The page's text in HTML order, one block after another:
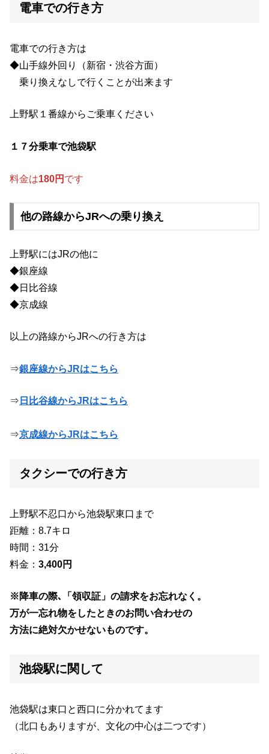
電車での行き方
電車での行き方は
◆山手線外回り（新宿・渋谷方面）
乗り換えなしで行くことが出来ます
上野駅１番線からご乗車ください
１７分乗車で池袋駅
料金は180円 です
他の路線からJRへの乗り換え
上野駅にはJRの他に
◆銀座線
◆日比谷線
◆京成線
以上の路線からJRへの行き方は
⇒銀座線からJRはこちら
⇒ 日比谷線からJRはこちら
⇒京成線からJRはこちら
タクシーでの行き方
上野駅不忍口から池袋駅東口まで
距離：8.7キロ
時間：31分
料金： 3,400円
※降車の際､「領収証」の請求をお忘れなく。
万が一忘れ物をしたときのお問い合わせの
方法に絶対欠かせないものです。
池袋駅に関して
池袋駅は東口と西口に分かれてます
（北口もありますが、文化の中心は二つです）